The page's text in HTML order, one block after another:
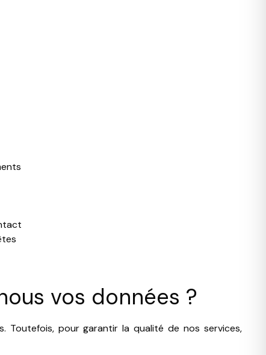
vos données ?
Toutefois, pour garantir la qualité de nos services,